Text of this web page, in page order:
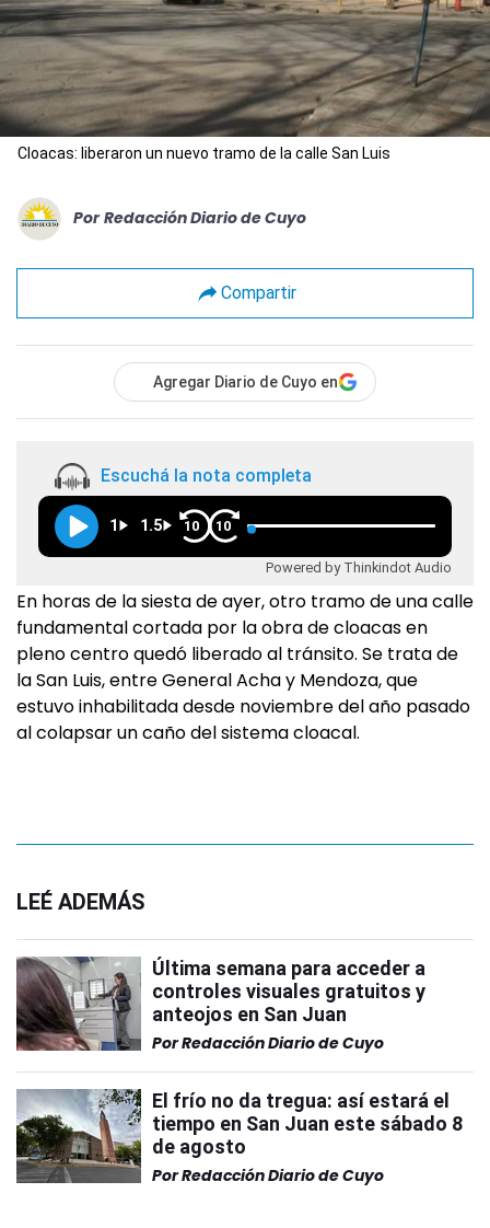
Cloacas: liberaron un nuevo tramo de la calle San Luis
Por Redacción Diario de Cuyo
Compartir
Agregar Diario de Cuyo en
Escuchá la nota completa
1 1.5 10 10
Powered by Thinkindot Audio
En horas de la siesta de ayer, otro tramo de una calle
fundamental cortada por la obra de cloacas en
pleno centro quedó liberado al tránsito. Se trata de
la San Luis, entre General Acha y Mendoza, que
estuvo inhabilitada desde noviembre del año pasado
al colapsar un caño del sistema cloacal.
LEÉ ADEMÁS
Última semana para acceder a
controles visuales gratuitos y
anteojos en San Juan
PorRedacción Diario de Cuyo
El frío no da tregua: así estará el
tiempo en San Juan este sábado 8
de agosto
PorRedacción Diario de Cuyo